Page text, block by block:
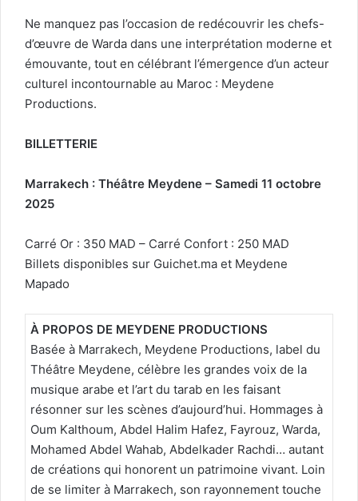
Ne manquez pas l’occasion de redécouvrir les chefs-
d’œuvre de Warda dans une interprétation moderne et
émouvante, tout en célébrant l’émergence d’un acteur
culturel incontournable au Maroc : Meydene
Productions.
BILLETTERIE
Marrakech : Théâtre Meydene – Samedi 11 octobre
2025
Carré Or : 350 MAD – Carré Confort : 250 MAD
Billets disponibles sur Guichet.ma et Meydene
Mapado
À PROPOS DE MEYDENE PRODUCTIONS
Basée à Marrakech, Meydene Productions, label du
Théâtre Meydene, célèbre les grandes voix de la
musique arabe et l’art du tarab en les faisant
résonner sur les scènes d’aujourd’hui. Hommages à
Oum Kalthoum, Abdel Halim Hafez, Fayrouz, Warda,
Mohamed Abdel Wahab, Abdelkader Rachdi… autant
de créations qui honorent un patrimoine vivant. Loin
de se limiter à Marrakech, son rayonnement touche